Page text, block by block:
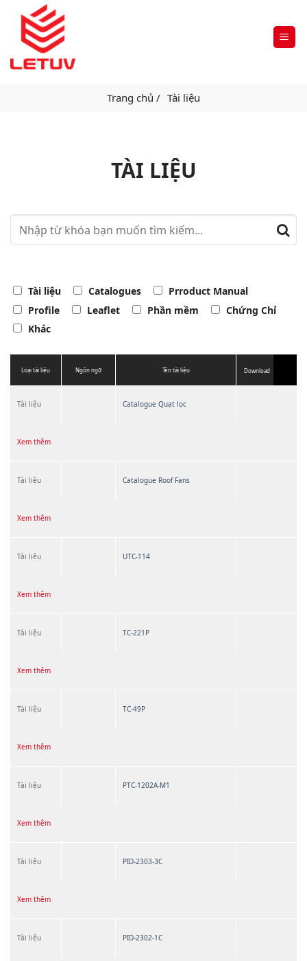
Trang chủ / Tài liệu
TÀI LIỆU
Tài liệu Catalogues
Prroduct Manual
Profile
Leaflet Phần mềm
Chứng Chỉ
Khác
Loại tài liệu Ngôn ngữ Tên tài liệu Download
Tài liệu Catalogue Quạt lọc
Xem thêm
Tài liệu Catalogue Roof Fans
Xem thêm
Tài liệu UTC-114
Xem thêm
Tài liệu TC-221P
Xem thêm
Tài liệu TC-49P
Xem thêm
Tài liệu PTC-1202A-M1
Xem thêm
Tài liệu PID-2303-3C
Xem thêm
Tài liệu PID-2302-1C